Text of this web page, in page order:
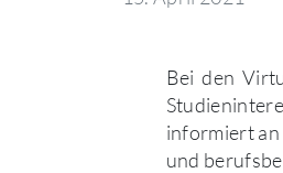
Bei den
informiert
und